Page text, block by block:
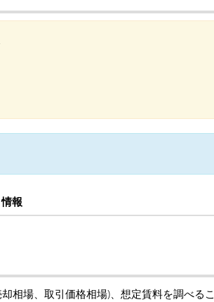
報
相場、取引価格相場)、想定賃料を調べるこ